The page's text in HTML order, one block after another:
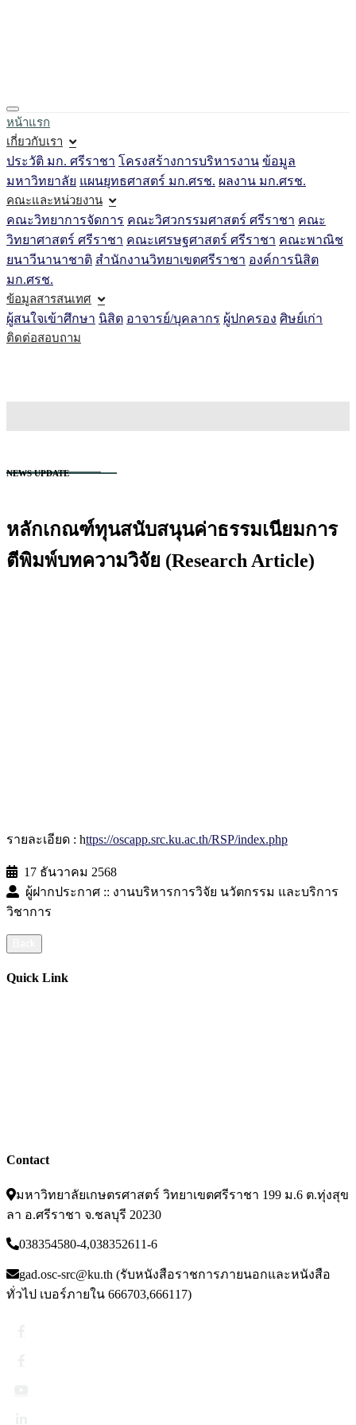
หน้าแรก
เกี่ยวกับเรา
ประวัติ มก. ศรีราชา โครงสร้างการบริหารงาน ข้อมูล
มหาวิทยาลัย แผนยุทธศาสตร์ มก.ศรช. ผลงาน มก.ศรช.
คณะและหน่วยงาน
คณะวิทยาการจัดการ คณะวิศวกรรมศาสตร์ ศรีราชา คณะ
วิทยาศาสตร์ ศรีราชา คณะเศรษฐศาสตร์ ศรีราชา คณะพาณิช
ยนาวีนานาชาติ สำนักงานวิทยาเขตศรีราชา องค์การนิสิต
มก.ศรช.
ข้อมูลสารสนเทศ
ผู้สนใจเข้าศึกษา นิสิต อาจารย์/บุคลากร ผู้ปกครอง ศิษย์เก่า
ติดต่อสอบถาม
NEWS UPDATE
หลักเกณฑ์ทุนสนับสนุนค่าธรรมเนียมการ
ตีพิมพ์บทความวิจัย (Research Article)
รายละเอียด : https://oscapp.src.ku.ac.th/RSP/index.php
17 ธันวาคม 2568
ผู้ฝากประกาศ :: งานบริหารการวิจัย นวัตกรรม และบริการ
วิชาการ
Quick Link
Contact
มหาวิทยาลัยเกษตรศาสตร์ วิทยาเขตศรีราชา 199 ม.6 ต.ทุ่งสุข
ลา อ.ศรีราชา จ.ชลบุรี 20230
038354580-4,038352611-6
gad.osc-src@ku.th (รับหนังสือราชการภายนอกและหนังสือ
ทั่วไป เบอร์ภายใน 666703,666117)